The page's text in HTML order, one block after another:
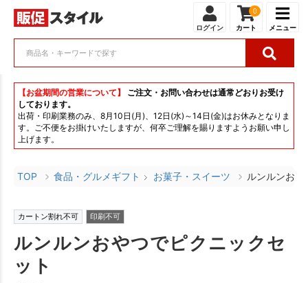
ログイン
0
カート メニュー
【お盆期間の営業について】
ご注文・お問い合わせは通常どおりお受け
しております。
出荷・印刷業務のみ、8月10日(月)、12日(水)～14日(金)はお休みとなりま
す。ご不便をお掛けいたしますが、何卒ご理解を賜りますようお願い申し
上げます。
TOP 食品・グルメギフト お菓子・スイーツ ルンルンお
カートン割れ不可 印刷不可
ルンルンおやつでピクニックセ
ット